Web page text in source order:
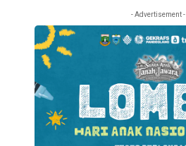
- Advertisement -